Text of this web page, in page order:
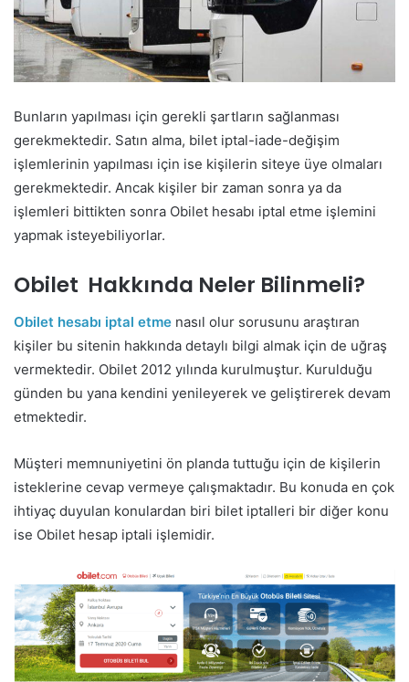
Bunların yapılması için gerekli şartların sağlanması
gerekmektedir. Satın alma, bilet iptal-iade-değişim
işlemlerinin yapılması için ise kişilerin siteye üye olmaları
gerekmektedir. Ancak kişiler bir zaman sonra ya da
işlemleri bittikten sonra Obilet hesabı iptal etme işlemini
yapmak isteyebiliyorlar.
Obilet Hakkında Neler Bilinmeli?
Obilet hesabı iptal etme nasıl olur sorusunu araştıran
kişiler bu sitenin hakkında detaylı bilgi almak için de uğraş
vermektedir. Obilet 2012 yılında kurulmuştur. Kurulduğu
günden bu yana kendini yenileyerek ve geliştirerek devam
etmektedir.
Müşteri memnuniyetini ön planda tuttuğu için de kişilerin
isteklerine cevap vermeye çalışmaktadır. Bu konuda en çok
ihtiyaç duyulan konulardan biri bilet iptalleri bir diğer konu
ise Obilet hesap iptali işlemidir.